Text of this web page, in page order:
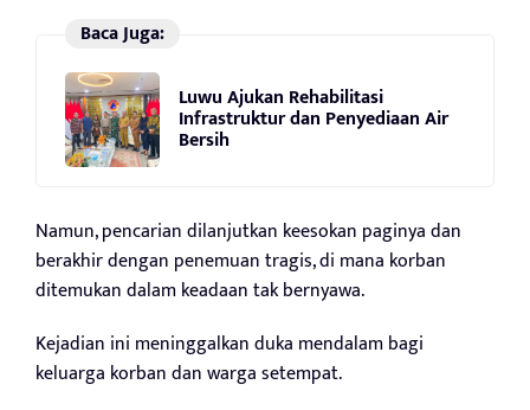
Baca Juga:
Luwu Ajukan Rehabilitasi
Infrastruktur dan Penyediaan Air
Bersih
Namun, pencarian dilanjutkan keesokan paginya dan
berakhir dengan penemuan tragis, di mana korban
ditemukan dalam keadaan tak bernyawa.
Kejadian ini meninggalkan duka mendalam bagi
keluarga korban dan warga setempat.